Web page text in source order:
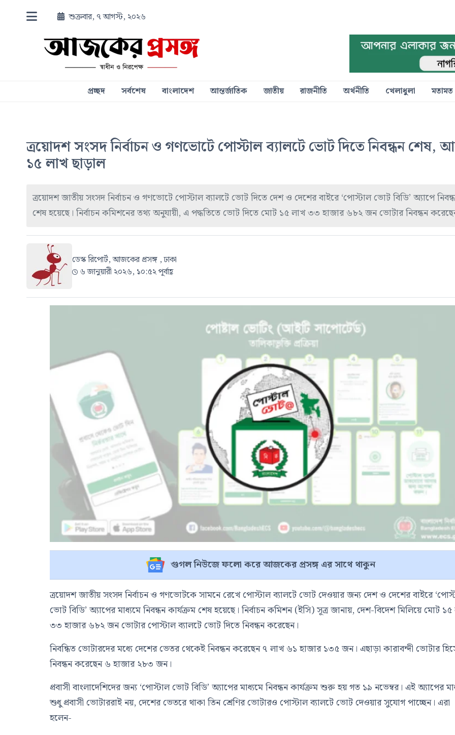
শুক্রবার, ৭ আগস্ট, ২০২৬
প্রচ্ছদ সর্বশেষ বাংলাদেশ আন্তর্জাতিক জাতীয় রাজনীতি অর্থনীতি খেলাধুলা মতামত
ত্রয়োদশ সংসদ নির্বাচন ও গণভোটে পোস্টাল ব্যালটে ভোট দিতে নিবন্ধন শেষ,
১৫ লাখ ছাড়াল
ত্রয়োদশ জাতীয় সংসদ নির্বাচন ও গণভোটে পোস্টাল ব্যালটে ভোট দিতে দেশ ও দেশের বাইরে ‘পোস্টাল ভোট বিডি’ অ্যাপে
শেষ হয়েছে। নির্বাচন কমিশনের তথ্য অনুযায়ী, এ পদ্ধতিতে ভোট দিতে মোট ১৫ লাখ ৩৩ হাজার ৬৮২ জন ভোটার নিবন্ধন
ডেস্ক রিপোর্ট, আজকের প্রসঙ্গ , ঢাকা
৬ জানুয়ারী ২০২৬, ১০:৫২ পূর্বাহ্ণ
গুগল নিউজে ফলো করে আজকের প্রসঙ্গ এর সাথে থাকুন
ত্রয়োদশ জাতীয় সংসদ নির্বাচন ও গণভোটকে সামনে রেখে পোস্টাল ব্যালটে ভোট দেওয়ার জন্য দেশ ও দেশের বাইরে
ভোট বিডি’ অ্যাপের মাধ্যমে নিবন্ধন কার্যক্রম শেষ হয়েছে। নির্বাচন কমিশন (ইসি) সূত্র জানায়, দেশ-বিদেশ মিলিয়ে মোট
৩৩ হাজার ৬৮২ জন ভোটার পোস্টাল ব্যালটে ভোট দিতে নিবন্ধন করেছেন।
নিবন্ধিত ভোটারদের মধ্যে দেশের ভেতর থেকেই নিবন্ধন করেছেন ৭ লাখ ৬১ হাজার ১৩৫ জন। এছাড়া কারাবন্দী ভোটার
নিবন্ধন করেছেন ৬ হাজার ২৮৩ জন।
প্রবাসী বাংলাদেশিদের জন্য ‘পোস্টাল ভোট বিডি’ অ্যাপের মাধ্যমে নিবন্ধন কার্যক্রম শুরু হয় গত ১৯ নভেম্বর। এই অ্যাপের
শুধু প্রবাসী ভোটাররাই নয়, দেশের ভেতরে থাকা তিন শ্রেণির ভোটারও পোস্টাল ব্যালটে ভোট দেওয়ার সুযোগ পাচ্ছেন। এরা
হলেন-